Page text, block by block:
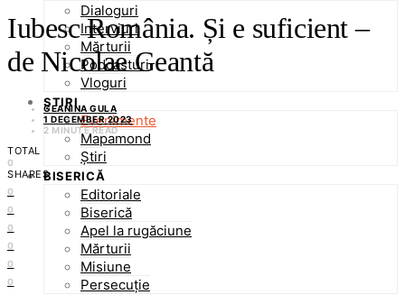
Dialoguri
Interviuri
Mărturii
Podcasturi
Vloguri
ȘTIRI
Evenimente
Mapamond
Știri
BISERICĂ
Editoriale
Biserică
Apel la rugăciune
Mărturii
Misiune
Persecuție
Iubesc România. Și e suficient –
de Nicolae Geantă
GEANINA GULA
1 DECEMBER 2023
2 MINUTE READ
TOTAL
0
SHARES
0
0
0
0
0
0